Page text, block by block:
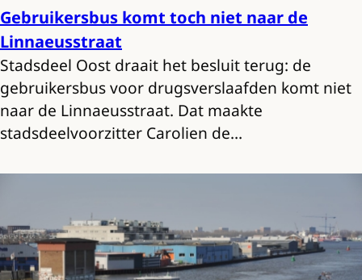
Gebruikersbus komt toch niet naar de
Linnaeusstraat
Stadsdeel Oost draait het besluit terug: de
gebruikersbus voor drugsverslaafden komt niet
naar de Linnaeusstraat. Dat maakte
stadsdeelvoorzitter Carolien de…